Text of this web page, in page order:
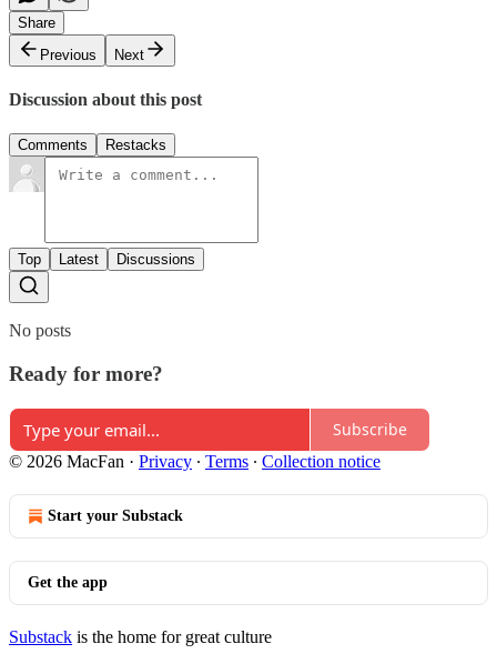
Share
Previous
Next
Discussion about this post
Comments Restacks
Top Latest Discussions
No posts
Ready for more?
Subscribe
© 2026 MacFan · Privacy ∙ Terms ∙ Collection notice
Start your Substack
Get the app
Substack is the home for great culture